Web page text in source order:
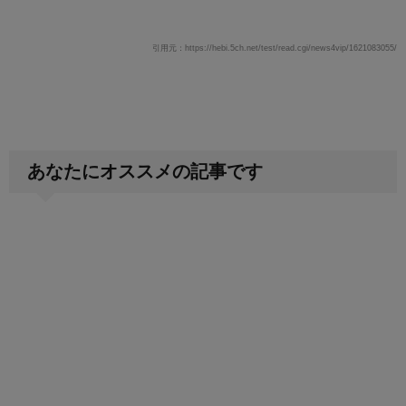
引用元：https://hebi.5ch.net/test/read.cgi/news4vip/1621083055/
あなたにオススメの記事です